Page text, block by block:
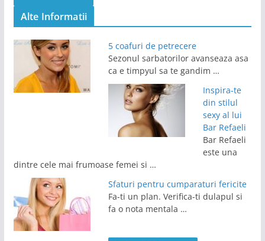
Alte Informatii
5 coafuri de petrecere
Sezonul sarbatorilor avanseaza asa
ca e timpyul sa te gandim …
Inspira-te
din stilul
sexy al lui
Bar Refaeli
Bar Refaeli
este una
dintre cele mai frumoase femei si …
Sfaturi pentru cumparaturi fericite
Fa-ti un plan. Verifica-ti dulapul si
fa o nota mentala …